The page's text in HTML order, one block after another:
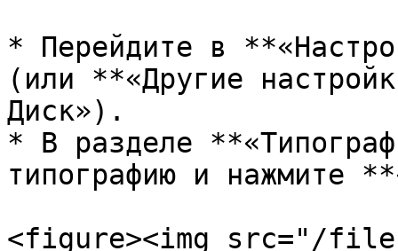
* Перейдите в
(или **«Другие
Диск»).
* В разделе
типографию и нажмите
<figure><img src="/files/